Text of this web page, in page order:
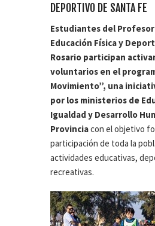
DEPORTIVO DE SANTA FE
Estudiantes del
Educación Física y
Rosario participan
voluntarios en el
Movimiento”, una
por los ministerios de
Igualdad y Desarrollo
Provinciacon el objetivo
participación de toda la
actividades educativas,
recreativas.